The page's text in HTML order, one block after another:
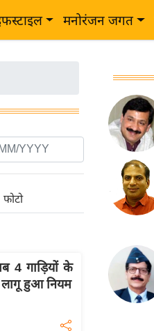
मनोरंजन जगत
फोटो
4 गाड़ियों के
लागू हुआ नियम